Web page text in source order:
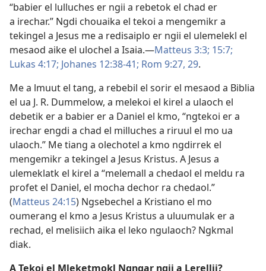
“babier el lulluches er ngii a rebetok el chad er
a irechar.” Ngdi chouaika el tekoi a mengemikr a
tekingel a Jesus me a redisaiplo er ngii el ulemelekl el
mesaod aike el ulochel a Isaia.​—Matteus 3:3; 15:7;
Lukas 4:17; Johanes 12:38-41; Rom 9:27, 29.
Me a lmuut el tang, a rebebil el sorir el mesaod a Biblia
el ua J. R. Dummelow, a melekoi el kirel a ulaoch el
debetik er a babier er a Daniel el kmo, “ngtekoi er a
irechar engdi a chad el milluches a riruul el mo ua
ulaoch.” Me tiang a olechotel a kmo ngdirrek el
mengemikr a tekingel a Jesus Kristus. A Jesus a
ulemeklatk el kirel a “melemall a chedaol el meldu ra
profet el Daniel, el mocha dechor ra chedaol.”
(Matteus 24:15) Ngsebechel a Kristiano el mo
oumerang el kmo a Jesus Kristus a uluumulak er a
rechad, el melisiich aika el leko ngulaoch? Ngkmal
diak.
A Tekoi el Mleketmokl Ngngar ngii a Lerellii?